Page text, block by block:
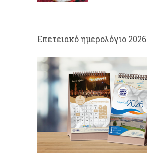
Eπετειακό ημερολόγιο 2026